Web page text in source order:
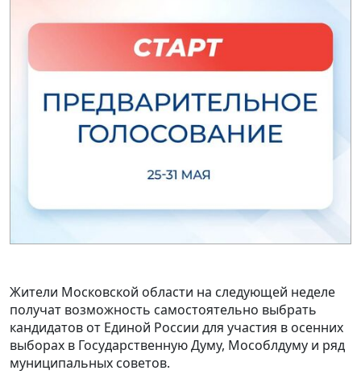
Жители Московской области на следующей неделе
получат возможность самостоятельно выбрать
кандидатов от Единой России для участия в осенних
выборах в Государственную Думу, Мособлдуму и ряд
муниципальных советов.